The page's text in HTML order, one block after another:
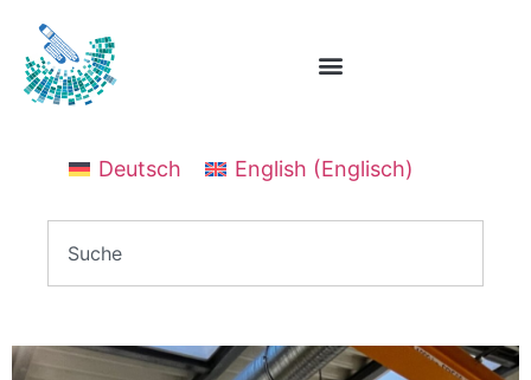
Deutsch English (Englisch)